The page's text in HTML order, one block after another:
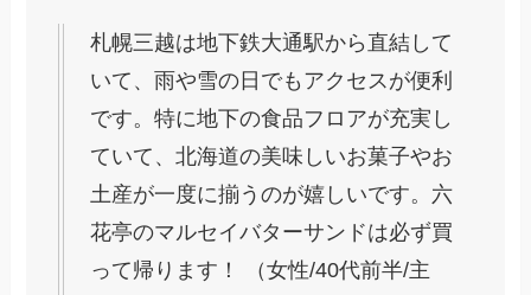
札幌三越は地下鉄大通駅から直結して
いて、雨や雪の日でもアクセスが便利
です。特に地下の食品フロアが充実し
ていて、北海道の美味しいお菓子やお
土産が一度に揃うのが嬉しいです。六
花亭のマルセイバターサンドは必ず買
って帰ります！ （女性/40代前半/主